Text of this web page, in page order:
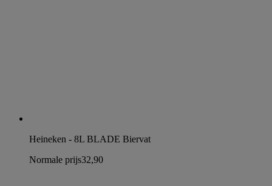
Heineken - 8L BLADE Biervat
Normale prijs32,90